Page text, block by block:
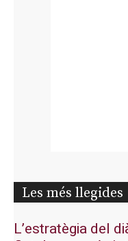
Les més llegides
L’estratègia del